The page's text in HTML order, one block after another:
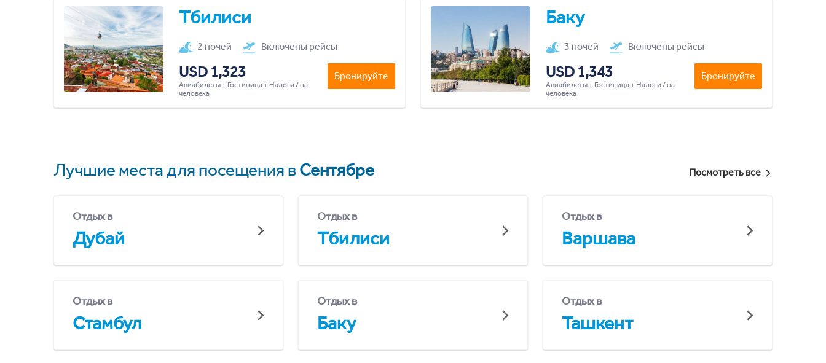
Тбилиси
2 ночей Включены рейсы
USD 1,323
Авиабилеты + Гостиница + Налоги / на
человека
Бронируйте
Баку
3 ночей Включены рейсы
USD 1,343
Авиабилеты + Гостиница + Налоги / на
человека
Бронируйте
Лучшие места для посещения вСентябре Посмотреть все
Отдых в
Дубай
Отдых в
Тбилиси
Отдых в
Варшава
Отдых в
Стамбул
Отдых в
Баку
Отдых в
Ташкент